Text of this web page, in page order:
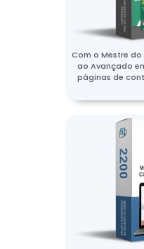
Com o Mestre
ao Avançado
páginas de